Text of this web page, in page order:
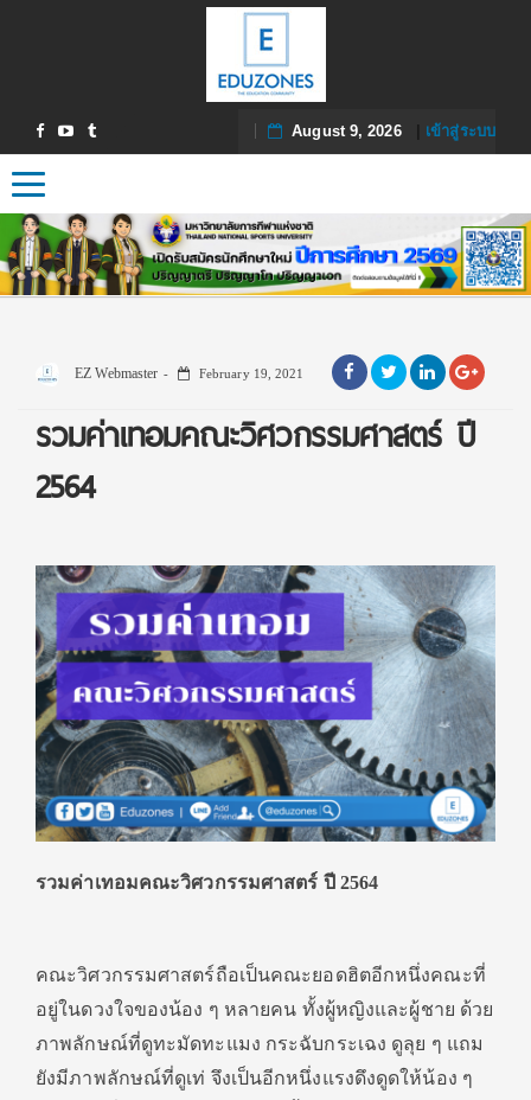
August 9, 2026| เข้าสู่ระบบ
Toggle navigation
EZ Webmaster February 19, 2021
รวมค่าเทอมคณะวิศวกรรมศาสตร์ ปี
2564
รวมค่าเทอมคณะวิศวกรรมศาสตร์ ปี 2564
คณะวิศวกรรมศาสตร์ถือเป็นคณะยอดฮิตอีกหนึ่งคณะที่
อยู่ในดวงใจของน้อง ๆ หลายคน ทั้งผู้หญิงและผู้ชาย ด้วย
ภาพลักษณ์ที่ดูทะมัดทะแมง กระฉับกระเฉง ดูลุย ๆ แถม
ยังมีภาพลักษณ์ที่ดูเท่ จึงเป็นอีกหนึ่งแรงดึงดูดให้น้อง ๆ